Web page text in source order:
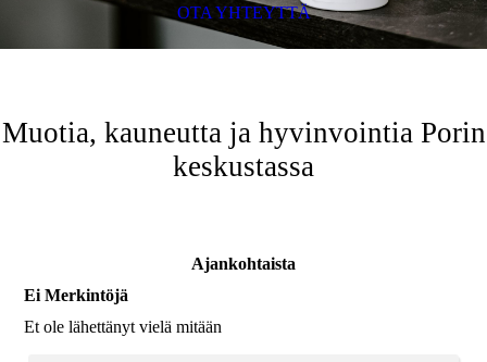
Muotia, kauneutta ja hyvinvointia Porin
keskustassa
Ajankohtaista
Ei Merkintöjä
Et ole lähettänyt vielä mitään
OTA YHTEYTTÄ